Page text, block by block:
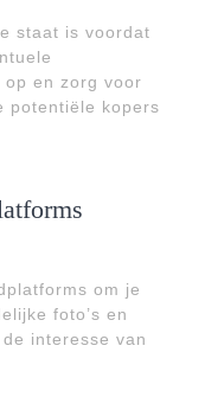
staat is voordat
en zorg voor
potentiële kopers
om je
foto’s en
interesse van